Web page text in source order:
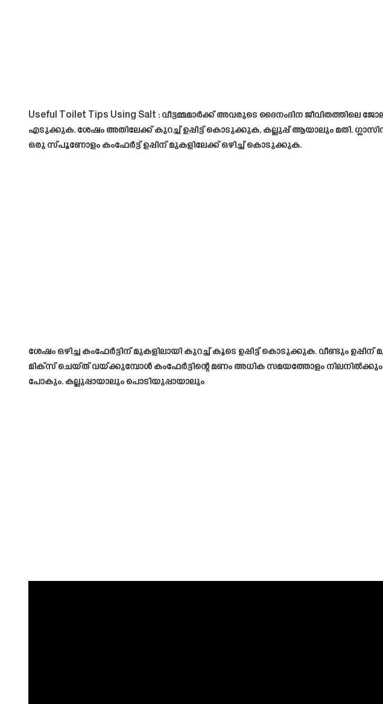
Useful Toilet Tips Using Salt : വീട്ടമ്മമാർക്ക് അവരുടെ ദൈനംദിന
എടുക്കുക. ശേഷം അതിലേക്ക് കുറച്ച് ഉപ്പിട്ട് കൊടുക്കുക, കല്ലുപ്പ് ആയാലും മതി.
ഒരു സ്പൂണോളം കംഫേർട്ട് ഉപ്പിന് മുകളിലേക്ക് ഒഴിച്ച്‌ കൊടുക്കുക.
ശേഷം ഒഴിച്ച കംഫേർട്ടിന് മുകളിലായി കുറച്ച് കൂടെ ഉപ്പിട്ട് കൊടുക്കുക. വീണ്ടും
മിക്സ് ചെയ്ത് വയ്ക്കുമ്പോൾ കംഫേർട്ടിന്റെ മണം അധിക സമയത്തോളം നിലനിൽക്കും.
പോകും. കല്ലുപ്പായാലും പൊടിയുപ്പായാലും